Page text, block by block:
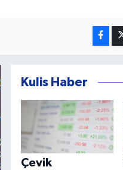
Kulis Haber
Çevik